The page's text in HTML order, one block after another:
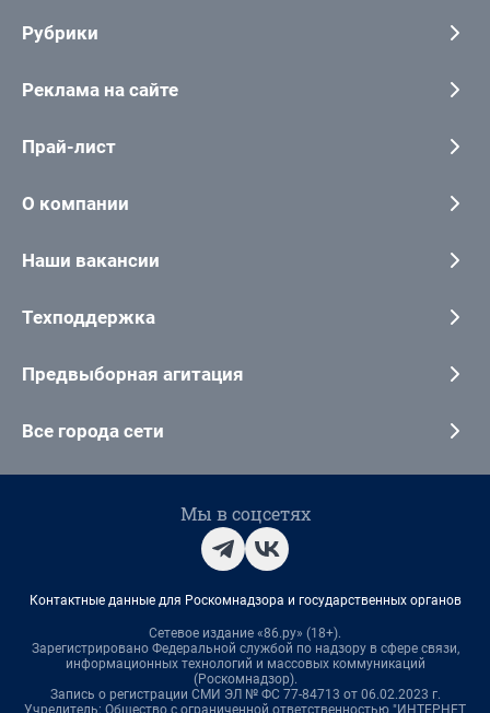
Рубрики
Реклама на сайте
Прай-лист
О компании
Наши вакансии
Техподдержка
Предвыборная агитация
Все города сети
Мы в соцсетях
Контактные данные для Роскомнадзора и государственных органов
Сетевое издание «86.ру» (18+).
Зарегистрировано Федеральной службой по надзору в сфере связи,
информационных технологий и массовых коммуникаций
(Роскомнадзор).
Запись о регистрации СМИ ЭЛ № ФС 77-84713 от 06.02.2023 г.
Учредитель: Общество с ограниченной ответственностью "ИНТЕРНЕТ